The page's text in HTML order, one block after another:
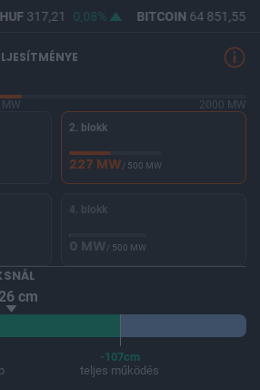
317,21 0,08% BITCOIN64 851,55
MW
2000 MW
2. blokk
227 MW/ 500 MW
4. blokk
0 MW/ 500 MW
cm
-107cm
teljes működés